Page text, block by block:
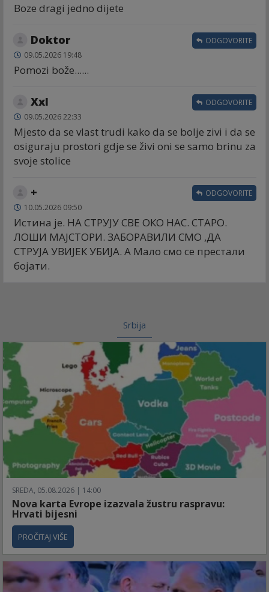
Boze dragi jedno dijete
Doktor
09.05.2026 19:48
Pomozi bože......
ODGOVORITE
Xxl
09.05.2026 22:33
Mjesto da se vlast trudi kako da se bolje zivi i da se
osiguraju prostori gdje se živi oni se samo brinu za
svoje stolice
ODGOVORITE
+
10.05.2026 09:50
Истина је. НА СТРУЈУ СВЕ ОКО НАС. СТАРО.
ЛОШИ МАЈСТОРИ. ЗАБОРАВИЛИ СМО ,ДА
СТРУЈА УВИЈЕК УБИЈА. А Мало смо се престали
бојати.
ODGOVORITE
Srbija
SREDA, 05.08.2026 | 14:00
Nova karta Evrope izazvala žustru raspravu:
Hrvati bijesni
PROČITAJ VIŠE